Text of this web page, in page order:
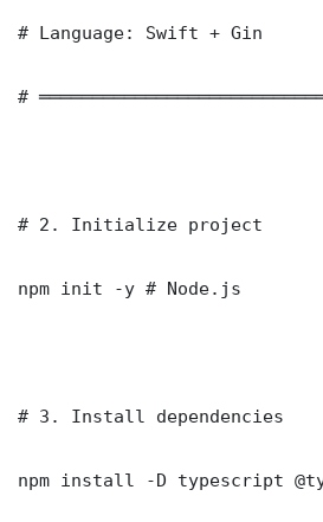
# Language: Swift + Gin
#
# 2. Initialize project
npm init -y # Node.js
# 3. Install dependencies
npm install -D typescript